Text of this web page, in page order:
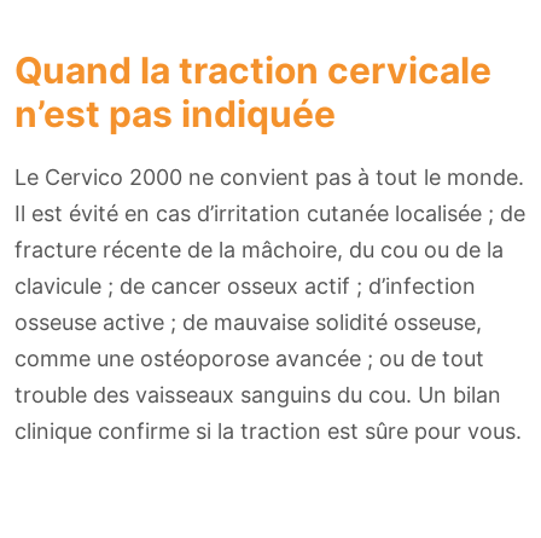
Quand la traction cervicale
n’est pas indiquée
Le Cervico 2000 ne convient pas à tout le monde.
Il est évité en cas d’irritation cutanée localisée ; de
fracture récente de la mâchoire, du cou ou de la
clavicule ; de cancer osseux actif ; d’infection
osseuse active ; de mauvaise solidité osseuse,
comme une ostéoporose avancée ; ou de tout
trouble des vaisseaux sanguins du cou. Un bilan
clinique confirme si la traction est sûre pour vous.